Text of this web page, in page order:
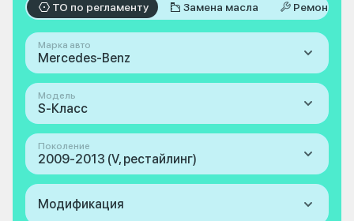
ТО по регламенту Замена масла Ремонт
Марка авто
Mercedes-Benz
Модель
S-Класс
Поколение
2009-2013 (V, рестайлинг)
Модификация